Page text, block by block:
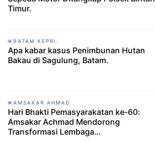
Timur.
BATAM KEPRI.
Apa kabar kasus Penimbunan Hutan
Bakau di Sagulung, Batam.
AMSAKAR AHMAD
Hari Bhakti Pemasyarakatan ke-60:
Amsakar Achmad Mendorong
Transformasi Lembaga